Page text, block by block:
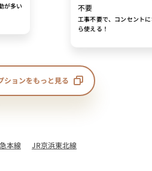
が多い
不要
工事不要で、コンセント
ら使える！
ションをもっと見る
本線 JR京浜東北線